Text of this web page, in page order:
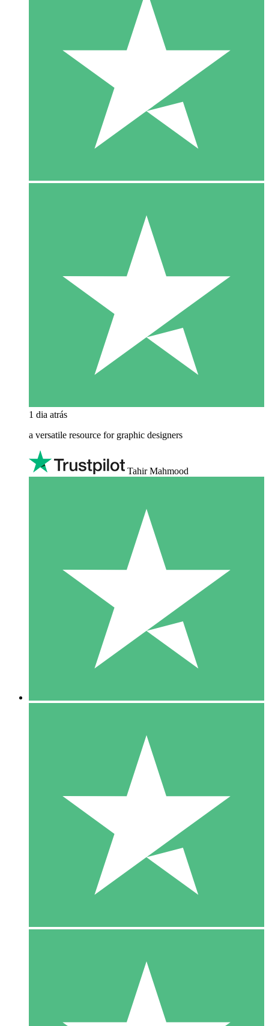
1 dia atrás
a versatile resource for graphic designers
Tahir Mahmood